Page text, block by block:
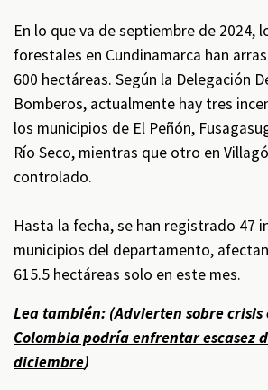
En lo que va de septiembre de 2024,
forestales en Cundinamarca han
600 hectáreas. Según la Delegación
Bomberos, actualmente hay tres
los municipios de El Peñón,
Río Seco, mientras que otro en
controlado.
Hasta la fecha, se han registrado 47
municipios del departamento,
615.5 hectáreas solo en este mes.
Lea también: (Advierten sobre
Colombia podría enfrentar escasez
diciembre)